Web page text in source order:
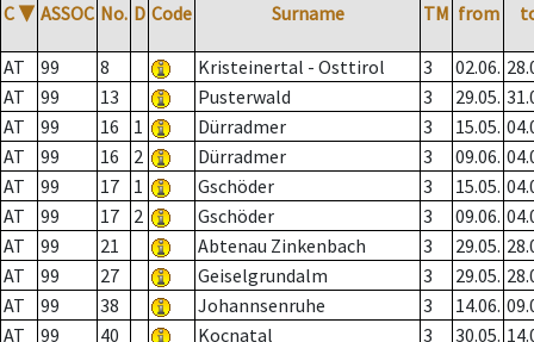
C ▼ ASSOC No. D Code Surname TM from
AT 99 8 Kristeinertal - Osttirol 3 02.06.
AT
99 13 Pusterwald 3 29.05.
AT
99 16 1 Dürradmer 3 15.05.
AT
99 16 2 Dürradmer 3 09.06.
AT
99 17 1 Gschöder 3 15.05.
AT
99 17 2 Gschöder 3 09.06.
AT
99 21 Abtenau Zinkenbach 3 29.05.
AT
99 27 Geiselgrundalm 3 29.05.
AT
99 38 Johannsenruhe 3 14.06.
AT
99 40 Kocnatal 3 30.05.